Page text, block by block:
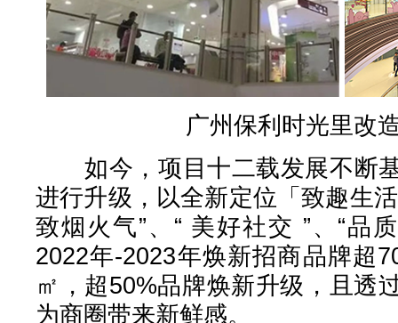
广州保利时光里改
如今，项目十二载发展不断
进行升级，以全新定位「致趣生
致烟火气”、“ 美好社交 ”、“品
2022年-2023年焕新招商品牌超
㎡，超50%品牌焕新升级，且透
为商圈带来新鲜感。